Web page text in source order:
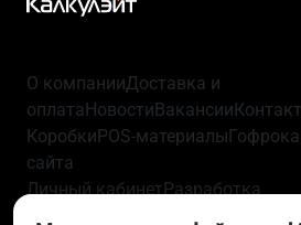
О компанииДоставка и
оплатаНовостиВакансии
КоробкиPOS-материалы
сайта
Личный кабинетРазработка